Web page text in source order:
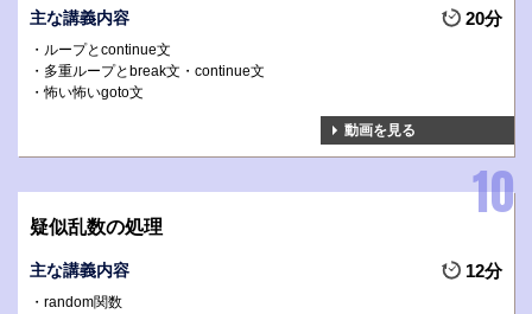
主な講義内容 20分
ループとcontinue文
多重ループとbreak文・continue文
怖い怖いgoto文
動画を見る
疑似乱数の処理
主な講義内容 12分
random関数